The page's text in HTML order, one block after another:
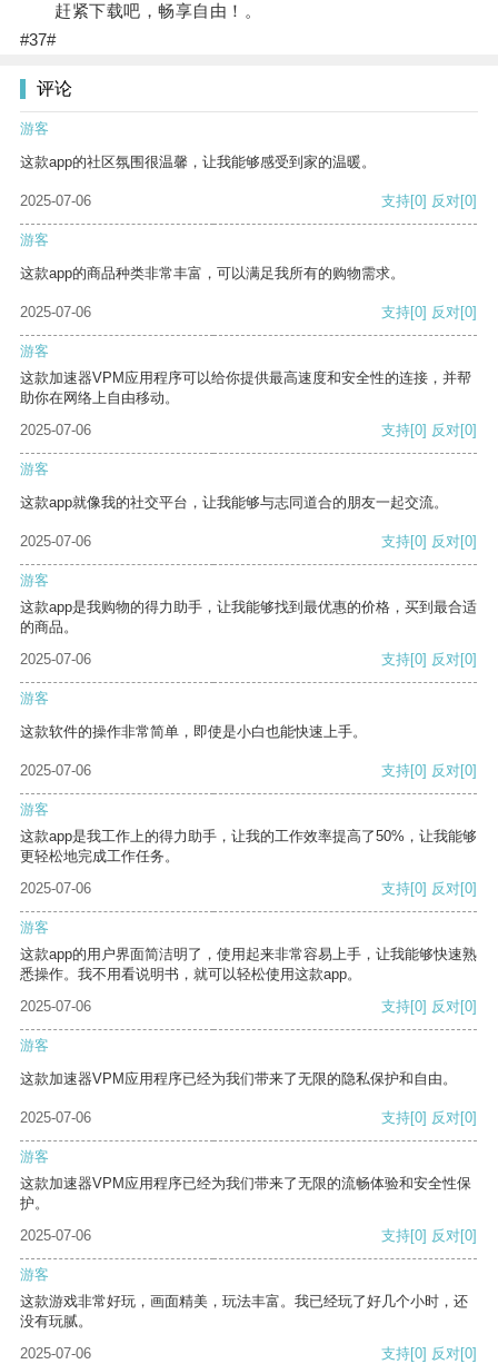
赶紧下载吧，畅享自由！。
#37#
评论
游客
这款app的社区氛围很温馨，让我能够感受到家的温暖。
2025-07-06 支持[0] 反对[0]
游客
这款app的商品种类非常丰富，可以满足我所有的购物需求。
2025-07-06 支持[0] 反对[0]
游客
这款加速器VPM应用程序可以给你提供最高速度和安全性的连接，并帮
助你在网络上自由移动。
2025-07-06
支持[0] 反对[0]
游客
这款app就像我的社交平台，让我能够与志同道合的朋友一起交流。
2025-07-06 支持[0] 反对[0]
游客
这款app是我购物的得力助手，让我能够找到最优惠的价格，买到最合适
的商品。
2025-07-06
支持[0] 反对[0]
游客
这款软件的操作非常简单，即使是小白也能快速上手。
2025-07-06 支持[0] 反对[0]
游客
这款app是我工作上的得力助手，让我的工作效率提高了50%，让我能够
更轻松地完成工作任务。
2025-07-06
支持[0] 反对[0]
游客
这款app的用户界面简洁明了，使用起来非常容易上手，让我能够快速熟
悉操作。我不用看说明书，就可以轻松使用这款app。
2025-07-06
支持[0] 反对[0]
游客
这款加速器VPM应用程序已经为我们带来了无限的隐私保护和自由。
2025-07-06 支持[0] 反对[0]
游客
这款加速器VPM应用程序已经为我们带来了无限的流畅体验和安全性保
护。
2025-07-06
支持[0] 反对[0]
游客
这款游戏非常好玩，画面精美，玩法丰富。我已经玩了好几个小时，还
没有玩腻。
2025-07-06
支持[0] 反对[0]